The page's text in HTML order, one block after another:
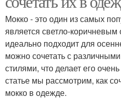
Мокко - это один из самых
является светло-коричневым
идеально подходит для
можно сочетать с
стилями, что делает его
статье мы рассмотрим, как
мокко в одежде.